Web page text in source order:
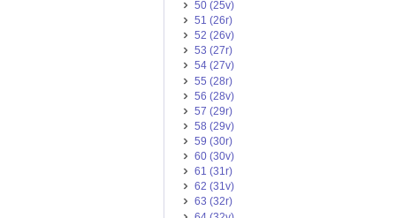
50 (25v)
51 (26r)
52 (26v)
53 (27r)
54 (27v)
55 (28r)
56 (28v)
57 (29r)
58 (29v)
59 (30r)
60 (30v)
61 (31r)
62 (31v)
63 (32r)